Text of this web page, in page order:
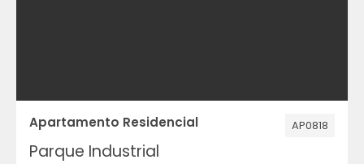
Apartamento Residencial AP0818
Parque Industrial